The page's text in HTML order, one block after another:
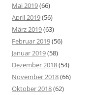
Mai 2019(66)
April 2019(56)
März 2019(63)
Februar 2019(56)
Januar 2019(58)
Dezember 2018(54)
November 2018(66)
Oktober 2018(62)